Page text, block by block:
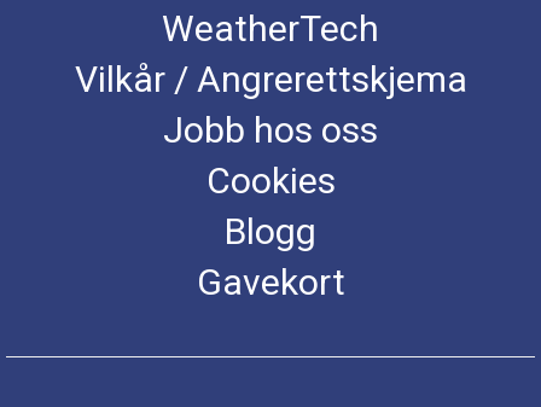
WeatherTech
Vilkår / Angrerettskjema
Jobb hos oss
Cookies
Blogg
Gavekort